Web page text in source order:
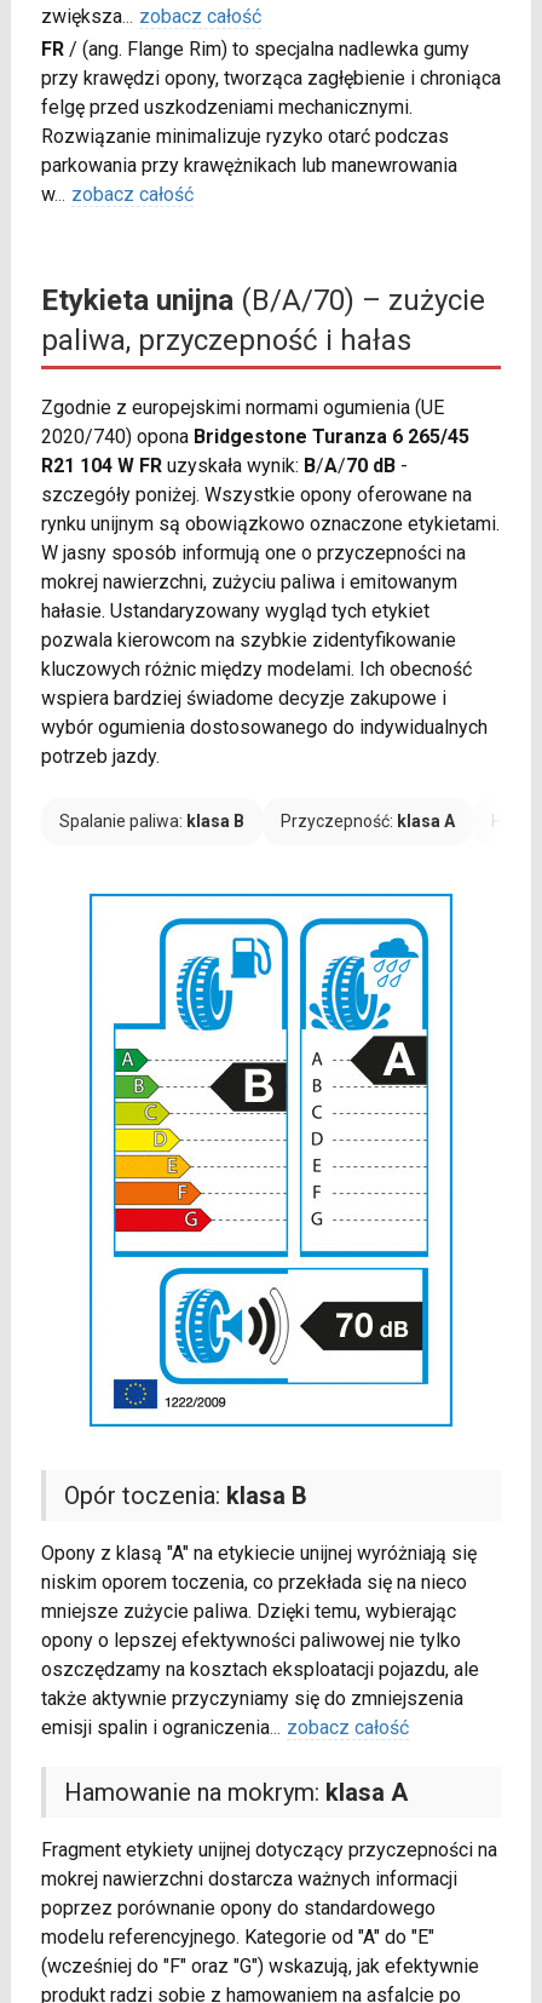
zwiększa... zobacz całość
FR/ (ang. Flange Rim) to specjalna nadlewka gumy
przy krawędzi opony, tworząca zagłębienie i chroniąca
felgę przed uszkodzeniami mechanicznymi.
Rozwiązanie minimalizuje ryzyko otarć podczas
parkowania przy krawężnikach lub manewrowania
w... zobacz całość
Etykieta unijna(B/A/70) – zużycie
paliwa, przyczepność i hałas
Zgodnie z europejskimi normami ogumienia (UE
2020/740) opona Bridgestone Turanza 6 265/45
R21 104 W FRuzyskała wynik: B/A/70 dB-
szczegóły poniżej. Wszystkie opony oferowane na
rynku unijnym są obowiązkowo oznaczone etykietami.
W jasny sposób informują one o przyczepności na
mokrej nawierzchni, zużyciu paliwa i emitowanym
hałasie. Ustandaryzowany wygląd tych etykiet
pozwala kierowcom na szybkie zidentyfikowanie
kluczowych różnic między modelami. Ich obecność
wspiera bardziej świadome decyzje zakupowe i
wybór ogumienia dostosowanego do indywidualnych
potrzeb jazdy.
Spalanie paliwa: klasa B Przyczepność: klasa A Hałas:
Opór toczenia: klasa B
Opony z klasą "A" na etykiecie unijnej wyróżniają się
niskim oporem toczenia, co przekłada się na nieco
mniejsze zużycie paliwa. Dzięki temu, wybierając
opony o lepszej efektywności paliwowej nie tylko
oszczędzamy na kosztach eksploatacji pojazdu, ale
także aktywnie przyczyniamy się do zmniejszenia
emisji spalin i ograniczenia... zobacz całość
Hamowanie na mokrym: klasa A
Fragment etykiety unijnej dotyczący przyczepności na
mokrej nawierzchni dostarcza ważnych informacji
poprzez porównanie opony do standardowego
modelu referencyjnego. Kategorie od "A" do "E"
(wcześniej do "F" oraz "G") wskazują, jak efektywnie
produkt radzi sobie z hamowaniem na asfalcie po